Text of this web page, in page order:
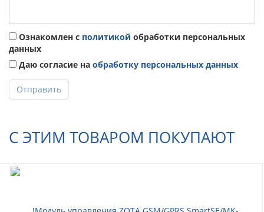
Ознакомлен с политикой обработки персональных
данных
Даю согласие на обработку персональных данных
Отправить
С ЭТИМ ТОВАРОМ ПОКУПАЮТ